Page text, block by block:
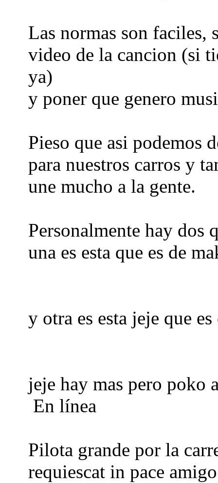
Las normas son faciles,
video de la cancion (si
ya)
y poner que genero
Pieso que asi podemos
para nuestros carros y
une mucho a la gente.
Personalmente hay dos
una es esta que es de
y otra es esta jeje que
jeje hay mas pero poko
En línea
Pilota grande por la
requiescat in pace